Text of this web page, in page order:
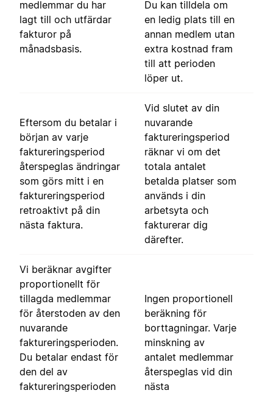
medlemmar du har
lagt till och utfärdar
fakturor på
månadsbasis.
Du kan tilldela om
en ledig plats till en
annan medlem utan
extra kostnad fram
till att perioden
löper ut.
Eftersom du betalar i
början av varje
faktureringsperiod
återspeglas ändringar
som görs mitt i en
faktureringsperiod
retroaktivt på din
nästa faktura.
Vid slutet av din
nuvarande
faktureringsperiod
räknar vi om det
totala antalet
betalda platser som
används i din
arbetsyta och
fakturerar dig
därefter.
Vi beräknar avgifter
proportionellt för
tillagda medlemmar
för återstoden av den
nuvarande
faktureringsperioden.
Du betalar endast för
den del av
faktureringsperioden
Ingen proportionell
beräkning för
borttagningar. Varje
minskning av
antalet medlemmar
återspeglas vid din
nästa